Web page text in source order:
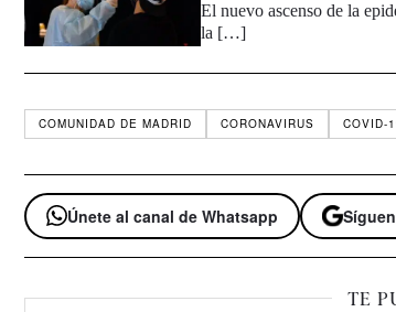
El nuevo ascenso de la
la […]
COMUNIDAD DE MADRID CORONAVIRUS COVID-
Únete al canal de Whatsapp
TE